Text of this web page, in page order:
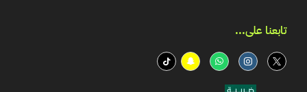
تابعنا على...​